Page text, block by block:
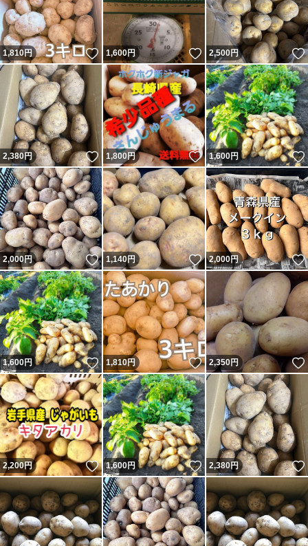
1,810円 いいね！
1,600円 いいね！
2,500円
2,380円 いいね！
1,800 円 いいね！
1,600円
2,000円 いいね！
1,140円 いいね！
2,000円
1,600円 いいね！
1,810円 いいね！
2,350円
2,200円 いいね！
1,600円 いいね！
2,380円